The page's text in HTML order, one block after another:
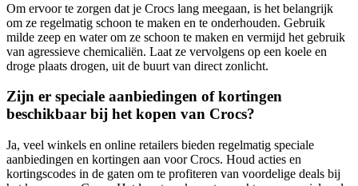
Om ervoor te zorgen dat je Crocs lang meegaan, is het belangrijk
om ze regelmatig schoon te maken en te onderhouden. Gebruik
milde zeep en water om ze schoon te maken en vermijd het gebruik
van agressieve chemicaliën. Laat ze vervolgens op een koele en
droge plaats drogen, uit de buurt van direct zonlicht.
Zijn er speciale aanbiedingen of kortingen
beschikbaar bij het kopen van Crocs?
Ja, veel winkels en online retailers bieden regelmatig speciale
aanbiedingen en kortingen aan voor Crocs. Houd acties en
kortingscodes in de gaten om te profiteren van voordelige deals bij